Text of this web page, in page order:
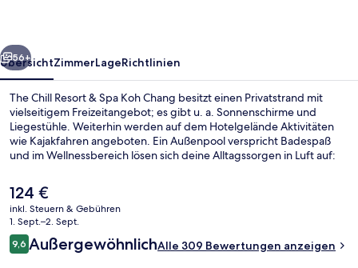
Chang
Weiter
56+
ÜbersichtZimmerLageRichtlinien
The Chill Resort & Spa Koh Chang besitzt einen Privatstrand mit
vielseitigem Freizeitangebot; es gibt u. a. Sonnenschirme und
Liegestühle. Weiterhin werden auf dem Hotelgelände Aktivitäten
wie Kajakfahren angeboten. Ein Außenpool verspricht Badespaß
und im Wellnessbereich lösen sich deine Alltagssorgen in Luft auf:
Aromatherapie. Chill out cafe blickt aufs Meer und ist zum Frühstück
und Mittagessen geöffnet. Als weitere Highlights bietet dieses
Resort im luxuriösen Stil eine Poolbar, einen Fitnessbereich und ein
Dampfbad.
Der
aktuelle
Preis
beträgt
124 €.
124 €
inkl. Steuern & Gebühren
1. Sept.–2. Sept.
Bewertungen
9,69,6 von 10.
AußergewöhnlichAlle 309 Bewertungen anzeigen